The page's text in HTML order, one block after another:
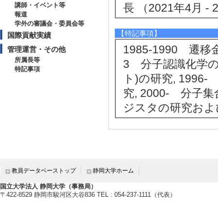
講師・イベント等
報道
学外の審議会・委員会等
国際貢献実績
管理運営・その他
所属長等
特記事項
長 （2021年4月 -
【特記事項】
1985-1990 遷移
3 分子認識化学
ト)の研究, 1996-
究, 2000- 分子集
ジスタの研究お
教員データベーストップ 静岡大学ホーム
国立大学法人 静岡大学（事務局）
〒422-8529 静岡市駿河区大谷836 TEL : 054-237-1111（代表）